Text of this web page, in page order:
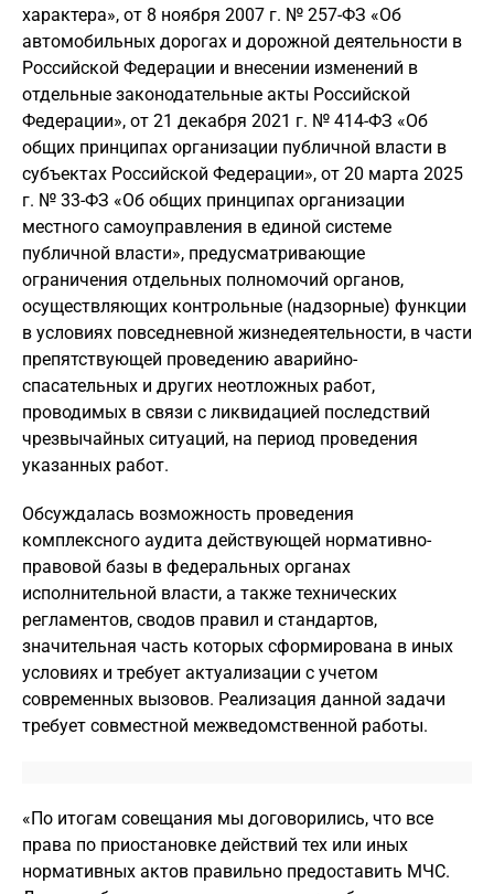
характера», от 8 ноября 2007 г. № 257-ФЗ «Об
автомобильных дорогах и дорожной деятельности в
Российской Федерации и внесении изменений в
отдельные законодательные акты Российской
Федерации», от 21 декабря 2021 г. № 414-ФЗ «Об
общих принципах организации публичной власти в
субъектах Российской Федерации», от 20 марта 2025
г. № 33-ФЗ «Об общих принципах организации
местного самоуправления в единой системе
публичной власти», предусматривающие
ограничения отдельных полномочий органов,
осуществляющих контрольные (надзорные) функции
в условиях повседневной жизнедеятельности, в части
препятствующей проведению аварийно-
спасательных и других неотложных работ,
проводимых в связи с ликвидацией последствий
чрезвычайных ситуаций, на период проведения
указанных работ.
Обсуждалась возможность проведения
комплексного аудита действующей нормативно-
правовой базы в федеральных органах
исполнительной власти, а также технических
регламентов, сводов правил и стандартов,
значительная часть которых сформирована в иных
условиях и требует актуализации с учетом
современных вызовов. Реализация данной задачи
требует совместной межведомственной работы.
«По итогам совещания мы договорились, что все
права по приостановке действий тех или иных
нормативных актов правильно предоставить МЧС.